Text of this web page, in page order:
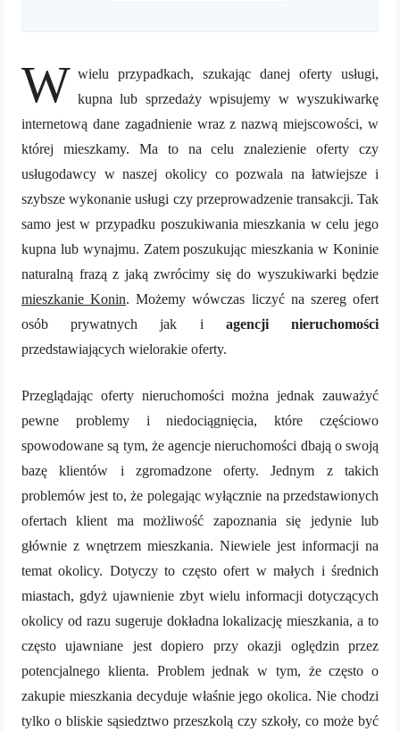
W wielu przypadkach, szukając danej oferty usługi,
kupna lub sprzedaży wpisujemy w wyszukiwarkę
internetową dane zagadnienie wraz z nazwą miejscowości, w
której mieszkamy. Ma to na celu znalezienie oferty czy
usługodawcy w naszej okolicy co pozwala na łatwiejsze i
szybsze wykonanie usługi czy przeprowadzenie transakcji. Tak
samo jest w przypadku poszukiwania mieszkania w celu jego
kupna lub wynajmu. Zatem poszukując mieszkania w Koninie
naturalną frazą z jaką zwrócimy się do wyszukiwarki będzie
mieszkanie Konin. Możemy wówczas liczyć na szereg ofert
osób prywatnych jak i agencji nieruchomości
przedstawiających wielorakie oferty.
Przeglądając oferty nieruchomości można jednak zauważyć
pewne problemy i niedociągnięcia, które częściowo
spowodowane są tym, że agencje nieruchomości dbają o swoją
bazę klientów i zgromadzone oferty. Jednym z takich
problemów jest to, że polegając wyłącznie na przedstawionych
ofertach klient ma możliwość zapoznania się jedynie lub
głównie z wnętrzem mieszkania. Niewiele jest informacji na
temat okolicy. Dotyczy to często ofert w małych i średnich
miastach, gdyż ujawnienie zbyt wielu informacji dotyczących
okolicy od razu sugeruje dokładna lokalizację mieszkania, a to
często ujawniane jest dopiero przy okazji oględzin przez
potencjalnego klienta. Problem jednak w tym, że często o
zakupie mieszkania decyduje właśnie jego okolica. Nie chodzi
tylko o bliskie sąsiedztwo przeszkolą czy szkoły, co może być